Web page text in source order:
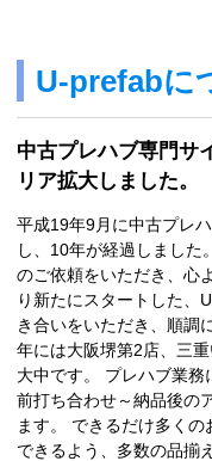
U-prefabに
中古プレハブ専門サ
リア拡大しました。
平成19年9月に中古プレ
し、10年が経過しました
のご依頼をいただき、心
り新たにスタートした、
き合いをいただき、順調
年には大阪堺第2店、三
大中です。 プレハブ業
前打ち合わせ～納品後の
ます。 できるだけ多く
できるよう、多数の品揃